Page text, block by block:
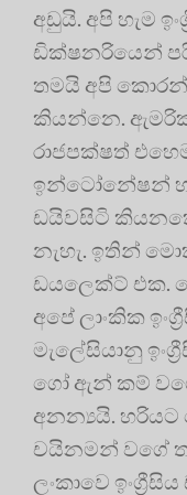
අඩුයි. අපි හැම
ඩික්ෂනරියෙන්
තමයි අපි
කියන්නෙ.
රාජපක්ෂත්
ඉන්ටෝනේෂන්
ඩයිවසිටි
නැහැ. ඉතින්
ඩයලෙක්ට් එක.
අපේ ලාංකික
මැලේසියානු
ගෝ ඇන් කම් වගේ
අනන්‍යයි.
චයිනමන් වගේ
ලංකාවෙ